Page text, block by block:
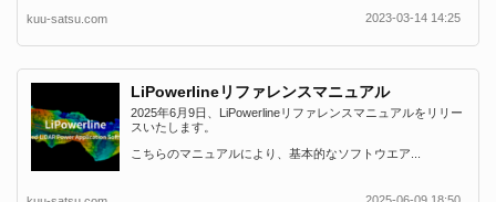
kuu-satsu.com 2023-03-14 14:25
LiPowerlineリファレンスマニュアル
2025年6月9日、LiPowerlineリファレンスマニュアルをリリー
スいたします。
こちらのマニュアルにより、基本的なソフトウエア...